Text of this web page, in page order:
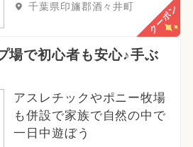
千葉県印旛郡酒々井町 クーポン
場で初心者も安心♪手ぶ
アスレチックやポニー牧場
も併設で家族で自然の中で
一日中遊ぼう